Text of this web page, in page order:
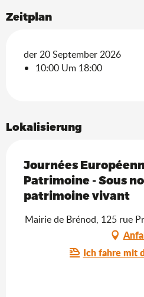
Zeitplan
der 20 September 2026
10:00 Um 18:00
Lokalisierung
Journées
Patrimoine - Sous
patrimoine vivant
Mairie de Brénod, 125 rue
Ich fahre mit